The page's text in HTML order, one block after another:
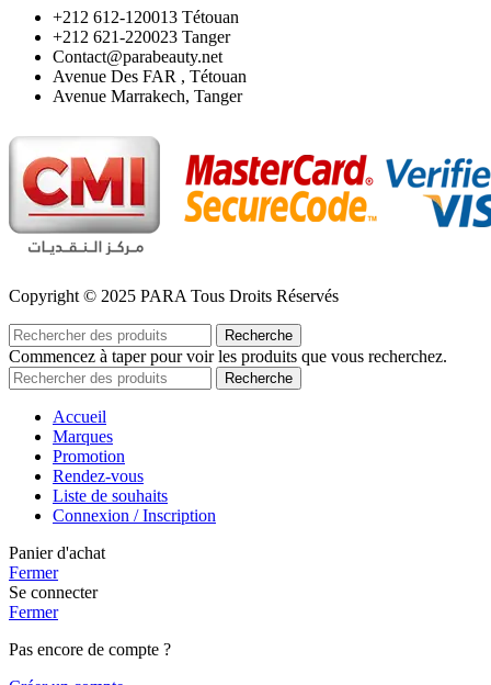
‪+212 612-120013 Tétouan
‪+212 621-220023 Tanger
Contact@parabeauty.net
Avenue Des FAR , Tétouan
Avenue Marrakech, Tanger
Copyright © 2025 PARA Tous Droits Réservés
Recherche
Commencez à taper pour voir les produits que vous recherchez.
Recherche
Accueil
Marques
Promotion
Rendez-vous
Liste de souhaits
Connexion / Inscription
Panier d'achat
Fermer
Se connecter
Fermer
Pas encore de compte ?